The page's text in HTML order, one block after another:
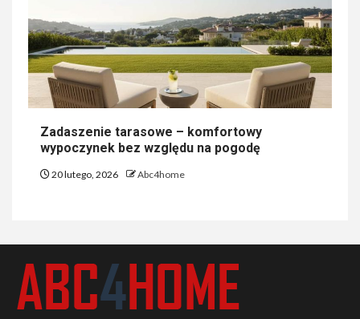
Zadaszenie tarasowe – komfortowy
wypoczynek bez względu na pogodę
20 lutego, 2026 Abc4home